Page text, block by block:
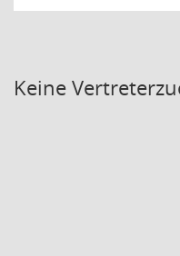
Keine